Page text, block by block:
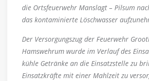
die Ortsfeuerwehr Manslagt – Pilsum
das kontaminierte Löschwasser
Der Versorgungszug der Feuerwehr
Hamswehrum wurde im Verlauf des
kühle Getränke an die Einsatzstelle zu
Einsatzkräfte mit einer Mahlzeit zu